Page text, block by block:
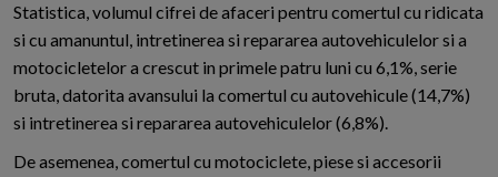
Statistica, volumul cifrei de afaceri pentru comertul cu ridicata
si cu amanuntul, intretinerea si repararea autovehiculelor si a
motocicletelor a crescut in primele patru luni cu 6,1%, serie
bruta, datorita avansului la comertul cu autovehicule (14,7%)
si intretinerea si repararea autovehiculelor (6,8%).
De asemenea, comertul cu motociclete, piese si accesorii